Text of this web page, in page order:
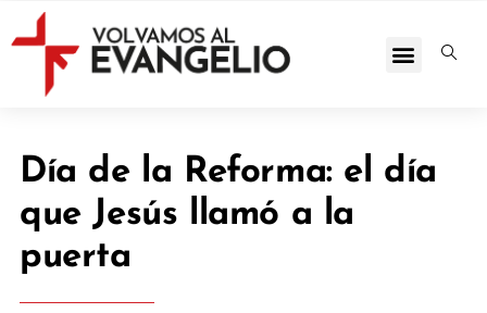
Día de la Reforma: el día
que Jesús llamó a la
puerta